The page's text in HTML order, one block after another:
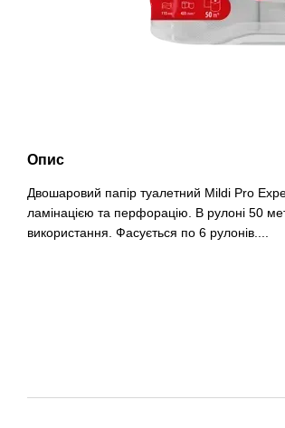
Опис
Двошаровий папір туалетний Mildi Pro
ламінацією та перфорацію. В рулоні 50
використання. Фасується по 6 рулонів....